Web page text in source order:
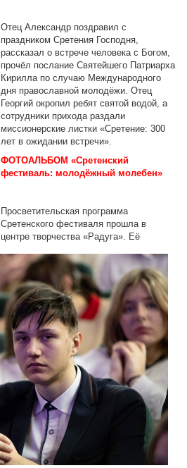
Отец Александр поздравил с
праздником Сретения Господня,
рассказал о встрече человека с Богом,
прочёл послание Святейшего Патриарха
Кирилла по случаю Международного
дня православной молодёжи. Отец
Георгий окропил ребят святой водой, а
сотрудники прихода раздали
миссионерские листки «Сретение: 300
лет в ожидании встречи».
ФОТОАЛЬБОМ «Сретенский
фестиваль: молодёжный молебен»
Просветительская программа
Сретенского фестиваля прошла в
центре творчества «Радуга». Её